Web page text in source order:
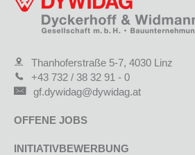
Thanhoferstraße 5-7, 4030 Linz
+43 732 / 38 32 91 - 0
gf.dywidag@dywidag.at
OFFENE JOBS
INITIATIVBEWERBUNG